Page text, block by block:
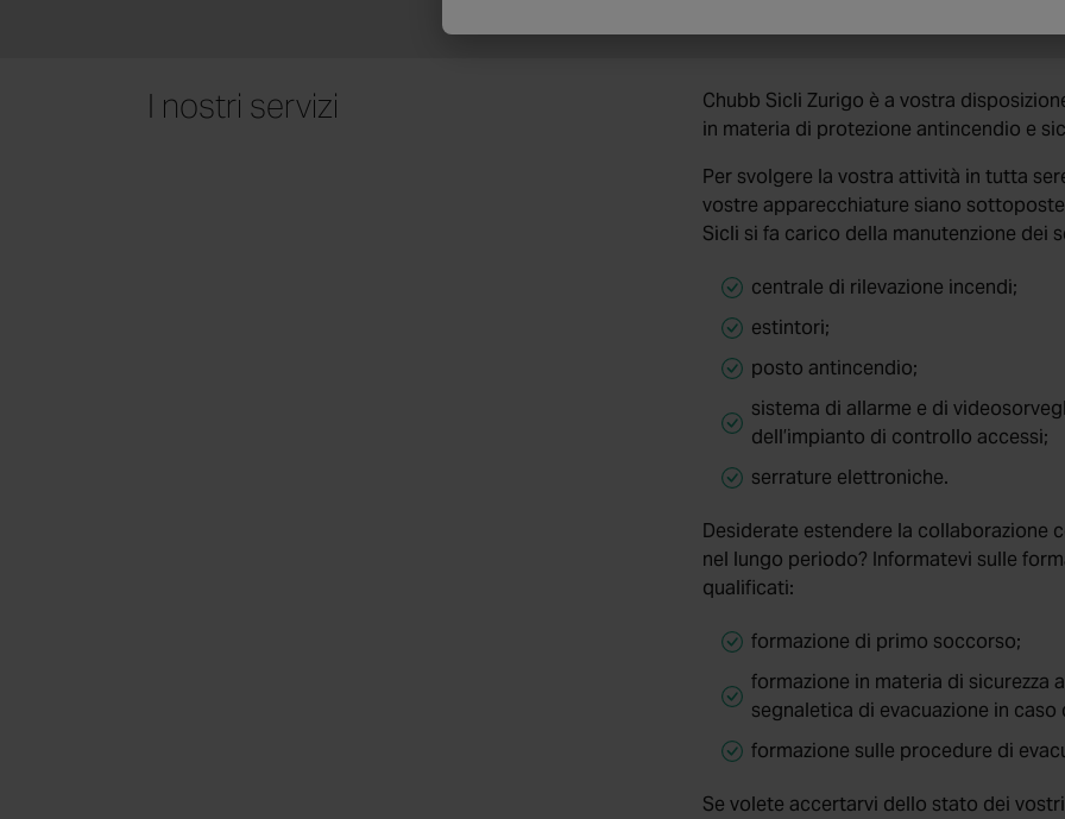
I nostri servizi
Chubb Sicli Zurigo è a vostra
in materia di protezione antincendio e
Per svolgere la vostra attività in tutta
vostre apparecchiature siano
Sicli si fa carico della manutenzione dei
centrale di rilevazione incendi;
estintori;
posto antincendio;
sistema di allarme e di
dell’impianto di controllo accessi;
serrature elettroniche.
Desiderate estendere la collaborazione
nel lungo periodo? Informatevi sulle
qualificati:
formazione di primo soccorso;
formazione in materia di sicurezza
segnaletica di evacuazione in caso
formazione sulle procedure di
Se volete accertarvi dello stato dei